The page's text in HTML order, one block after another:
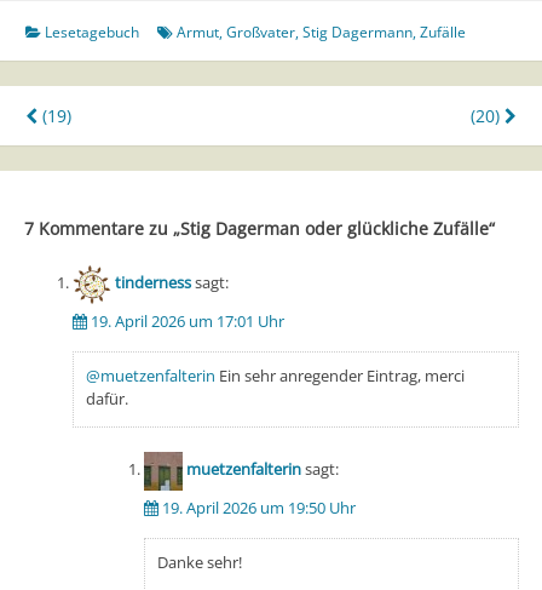
Lesetagebuch Armut,Großvater,Stig Dagermann,Zufälle
Beitragsnavigation
(19) (20)
7 Kommentare zu „Stig Dagerman oder glückliche Zufälle“
tindernesssagt:
19. April 2026 um 17:01 Uhr
@muetzenfalterin Ein sehr anregender Eintrag, merci
dafür.
muetzenfalterinsagt:
19. April 2026 um 19:50 Uhr
Danke sehr!